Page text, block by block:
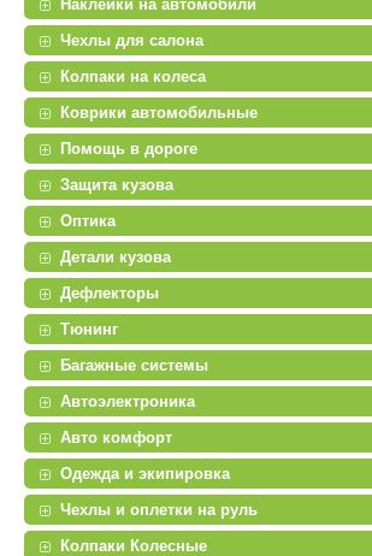
Наклейки на автомобили
Чехлы для салона
Колпаки на колеса
Коврики автомобильные
Помощь в дороге
Защита кузова
Оптика
Детали кузова
Дефлекторы
Тюнинг
Багажные системы
Автоэлектроника
Авто комфорт
Одежда и экипировка
Чехлы и оплетки на руль
Колпаки Колесные